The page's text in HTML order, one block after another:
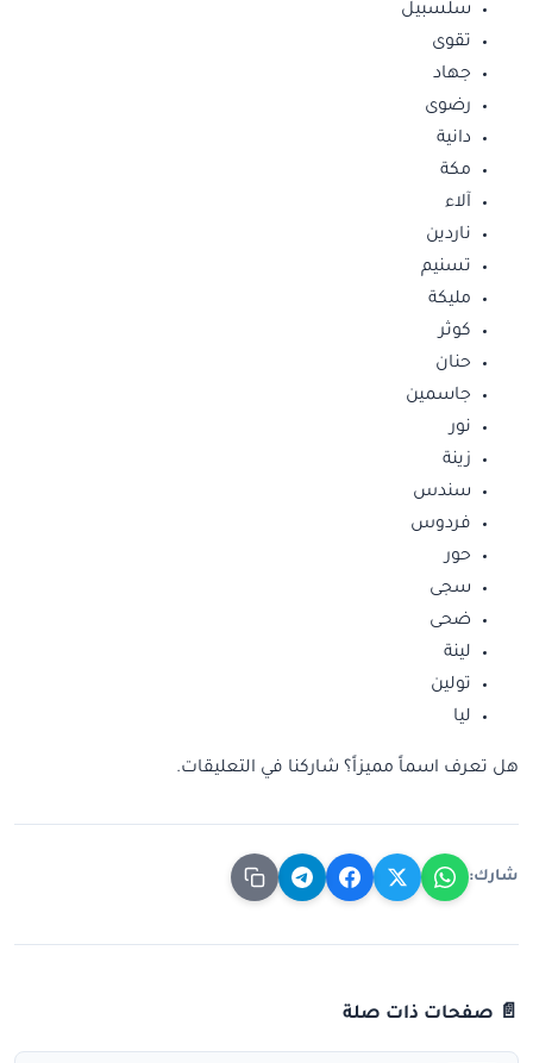
سلسبيل
تقوى
جهاد
رضوى
دانية
مكة
آلاء
ناردين
تسنيم
مليكة
كوثر
حنان
جاسمين
نور
زينة
سندس
فردوس
حور
سجى
ضحى
لينة
تولين
ليا
هل تعرف اسماً مميزاً؟ شاركنا في التعليقات.
شارك:
📄 صفحات ذات صلة